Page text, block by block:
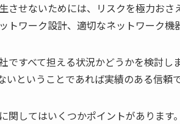
させないためには、リスクを極力お
トワーク設計、適切なネットワーク機
ですべて担える状況かどうかを検討
いということであれば実績のある信頼
関してはいくつかポイントがあります。